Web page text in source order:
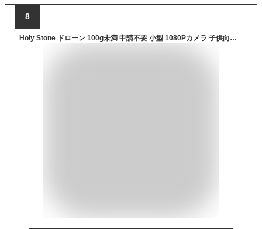
8
Holy Stone ドローン 100g未満 申請不要 小型 1080Pカメラ 子供向け バッテリー3個 33分飛行時間 折り畳み 室内 高速旋回モード サークルモード 高度維持 2.4GHz モード1/2自由転換可 誕生日プレゼント 国内認証済み HS130